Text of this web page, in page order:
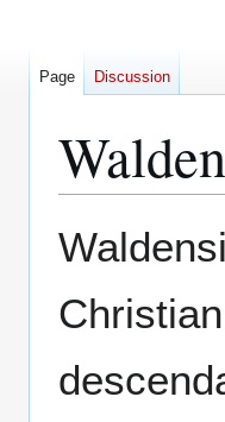
to
to
Page Discussion